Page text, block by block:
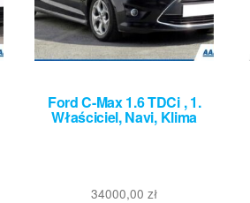
Ford C-Max 1.6 TDCi , 1.
Właściciel, Navi, Klima
34000,00zł